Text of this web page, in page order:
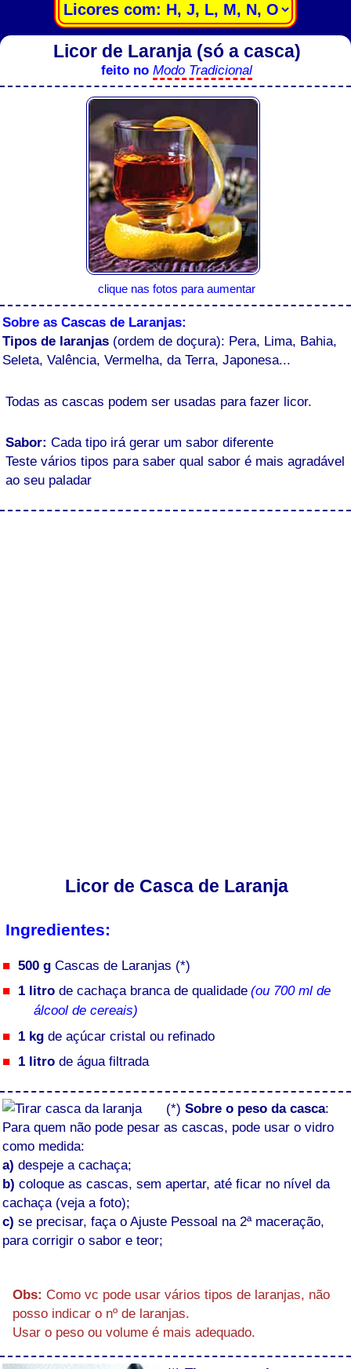
Licor de Laranja (só a casca)
feito no Modo Tradicional
clique nas fotos para aumentar
Sobre as Cascas de Laranjas:
Tipos de laranjas (ordem de doçura): Pera, Lima, Bahia,
Seleta, Valência, Vermelha, da Terra, Japonesa...
Todas as cascas podem ser usadas para fazer licor.
Sabor: Cada tipo irá gerar um sabor diferente
Teste vários tipos para saber qual sabor é mais agradável
ao seu paladar
Licor de Casca de Laranja
Ingredientes:
500 g Cascas de Laranjas (*)
1 litro de cachaça branca de qualidade (ou 700 ml de
álcool de cereais)
1 kg de açúcar cristal ou refinado
1 litro de água filtrada
(*) Sobre o peso da casca:
Para quem não pode pesar as cascas, pode usar o vidro
como medida:
a) despeje a cachaça;
b) coloque as cascas, sem apertar, até ficar no nível da
cachaça (veja a foto);
c) se precisar, faça o Ajuste Pessoal na 2ª maceração,
para corrigir o sabor e teor;
Obs: Como vc pode usar vários tipos de laranjas, não
posso indicar o nº de laranjas.
Usar o peso ou volume é mais adequado.